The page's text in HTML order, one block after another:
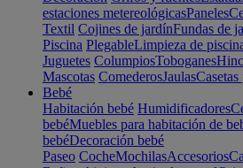
estaciones metereológicasPaneles
Textil Cojines de jardínFundas de
Piscina PlegableLimpieza de
Juguetes ColumpiosToboganes
Mascotas ComederosJaulasCasetas
Bebé
Habitación bebé Humidificadores
bebéMuebles para habitación de
bebéDecoración bebé
Paseo CocheMochilasAccesorios